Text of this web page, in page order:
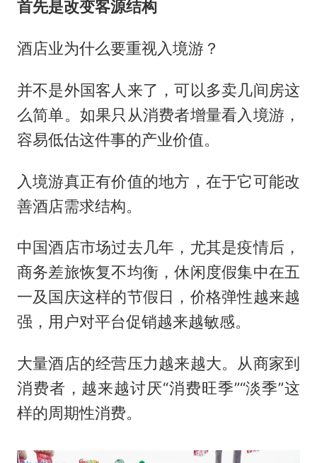
首先是改变客源结构
酒店业为什么要重视入境游？
并不是外国客人来了，可以多卖几间房这
么简单。如果只从消费者增量看入境游，
容易低估这件事的产业价值。
入境游真正有价值的地方，在于它可能改
善酒店需求结构。
中国酒店市场过去几年，尤其是疫情后，
商务差旅恢复不均衡，休闲度假集中在五
一及国庆这样的节假日，价格弹性越来越
强，用户对平台促销越来越敏感。
大量酒店的经营压力越来越大。从商家到
消费者，越来越讨厌“消费旺季”“淡季”这
样的周期性消费。